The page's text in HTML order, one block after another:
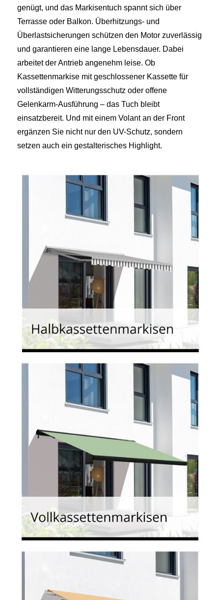
genügt, und das Markisentuch spannt sich über
Terrasse oder Balkon. Überhitzungs- und
Überlastsicherungen schützen den Motor zuverlässig
und garantieren eine lange Lebensdauer. Dabei
arbeitet der Antrieb angenehm leise. Ob
Kassettenmarkise mit geschlossener Kassette für
vollständigen Witterungsschutz oder offene
Gelenkarm-Ausführung – das Tuch bleibt
einsatzbereit. Und mit einem Volant an der Front
ergänzen Sie nicht nur den UV-Schutz, sondern
setzen auch ein gestalterisches Highlight.